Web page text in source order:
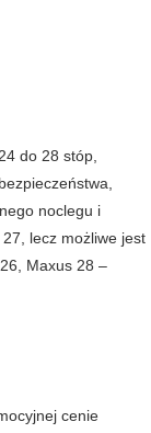
do 28 stóp,
noclegu i
lecz możliwe jest
Maxus 28 –
cenie